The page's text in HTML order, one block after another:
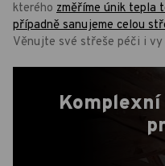
kterého změříme únik tepla
případně sanujeme celou
Věnujte své střeše péči i vy
Komplexní